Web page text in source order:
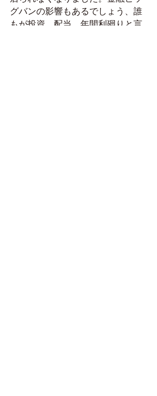
グバンの影響もあるでしょう、誰
もが投資、配当、年間利廻りと言